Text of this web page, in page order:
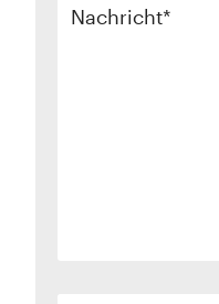
Nachricht